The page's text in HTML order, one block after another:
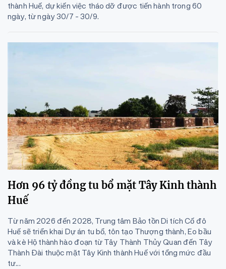
thành Huế, dự kiến việc tháo dỡ được tiến hành trong 60
ngày, từ ngày 30/7 - 30/9.
Hơn 96 tỷ đồng tu bổ mặt Tây Kinh thành
Huế
Từ năm 2026 đến 2028, Trung tâm Bảo tồn Di tích Cố đô
Huế sẽ triển khai Dự án tu bổ, tôn tạo Thượng thành, Eo bầu
và kè Hộ thành hào đoạn từ Tây Thành Thủy Quan đến Tây
Thành Đài thuộc mặt Tây Kinh thành Huế với tổng mức đầu
tư...